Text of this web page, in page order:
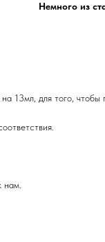
Немного из
13мл, для того,
нам.